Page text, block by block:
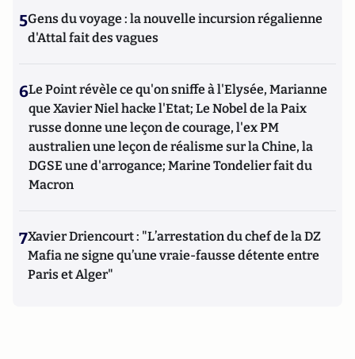
5Gens du voyage : la nouvelle incursion régalienne
d'Attal fait des vagues
6Le Point révèle ce qu'on sniffe à l'Elysée, Marianne
que Xavier Niel hacke l'Etat; Le Nobel de la Paix
russe donne une leçon de courage, l'ex PM
australien une leçon de réalisme sur la Chine, la
DGSE une d'arrogance; Marine Tondelier fait du
Macron
7Xavier Driencourt : "L’arrestation du chef de la DZ
Mafia ne signe qu’une vraie-fausse détente entre
Paris et Alger"